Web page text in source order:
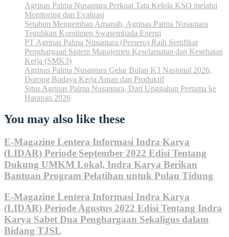
Agrinas Palma Nusantara Perkuat Tata Kelola KSO melalui
Monitoring dan Evaluasi
Setahun Mengemban Amanah, Agrinas Palma Nusantara
Teguhkan Komitmen Swasembada Energi
PT Agrinas Palma Nusantara (Persero) Raih Sertifikat
Penghargaan Sistem Manajemen Keselamatan dan Kesehatan
Kerja (SMK3)
Agrinas Palma Nusantara Gelar Bulan K3 Nasional 2026,
Dorong Budaya Kerja Aman dan Produktif
Situs Agrinas Palma Nusantara, Dari Unggahan Pertama ke
Harapan 2026
You may also like these
E-Magazine Lentera Informasi Indra Karya
(LIDAR) Periode September 2022 Edisi Tentang
Dukung UMKM Lokal, Indra Karya Berikan
Bantuan Program Pelatihan untuk Pulau Tidung
E-Magazine Lentera Informasi Indra Karya
(LIDAR) Periode Agustus 2022 Edisi Tentang Indra
Karya Sabet Dua Penghargaan Sekaligus dalam
Bidang TJSL